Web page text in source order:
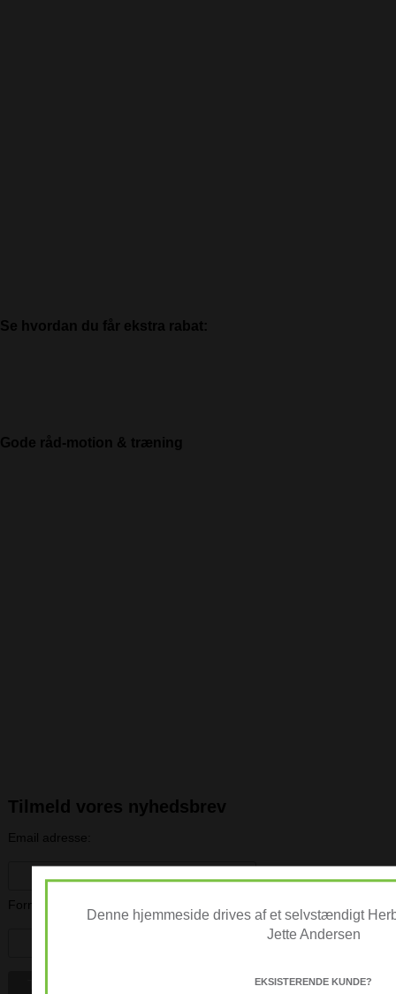
Se hvordan du får ekstra rabat:
Gode råd-motion & træning
Tilmeld vores nyhedsbrev
Email adresse:
Fornavn:
Denne hjemmeside drives af et selvstændigt
Jette Andersen
EKSISTERENDE KUNDE?